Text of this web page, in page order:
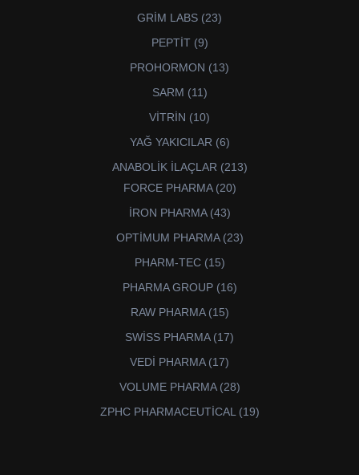
GRİM LABS 2323
PEPTİT 99
PROHORMON 1313
SARM 1111
VİTRİN 1010
YAĞ YAKICILAR 66
ANABOLİK İLAÇLAR 213213
FORCE PHARMA 2020
İRON PHARMA 4343
OPTİMUM PHARMA 2323
PHARM-TEC 1515
PHARMA GROUP 1616
RAW PHARMA 1515
SWİSS PHARMA 1717
VEDİ PHARMA 1717
VOLUME PHARMA 2828
ZPHC PHARMACEUTİCAL 1919